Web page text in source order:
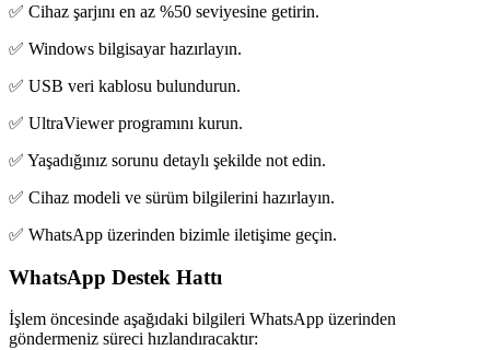
✅ Cihaz şarjını en az %50 seviyesine getirin.
✅ Windows bilgisayar hazırlayın.
✅ USB veri kablosu bulundurun.
✅ UltraViewer programını kurun.
✅ Yaşadığınız sorunu detaylı şekilde not edin.
✅ Cihaz modeli ve sürüm bilgilerini hazırlayın.
✅ WhatsApp üzerinden bizimle iletişime geçin.
WhatsApp Destek Hattı
İşlem öncesinde aşağıdaki bilgileri WhatsApp üzerinden
göndermeniz süreci hızlandıracaktır: